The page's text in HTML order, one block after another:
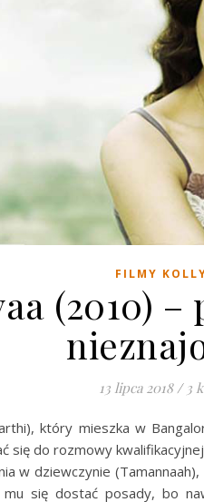
FILMY
(2010)
13 lipca 2018 / 3
który mieszka w
się do rozmowy
w dziewczynie
się dostać posady, bo